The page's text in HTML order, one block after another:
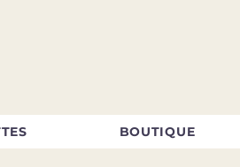
BOUTIQUE